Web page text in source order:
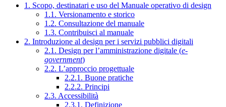
1. Scopo, destinatari e uso del Manuale operativo di design
1.1. Versionamento e storico
1.2. Consultazione del manuale
1.3. Contribuisci al manuale
2. Introduzione al design per i servizi pubblici digitali
2.1. Design per l’amministrazione digitale (e-
government)
2.2. L’approccio progettuale
2.2.1. Buone pratiche
2.2.2. Principi
2.3. Accessibilità
2.3.1. Definizione